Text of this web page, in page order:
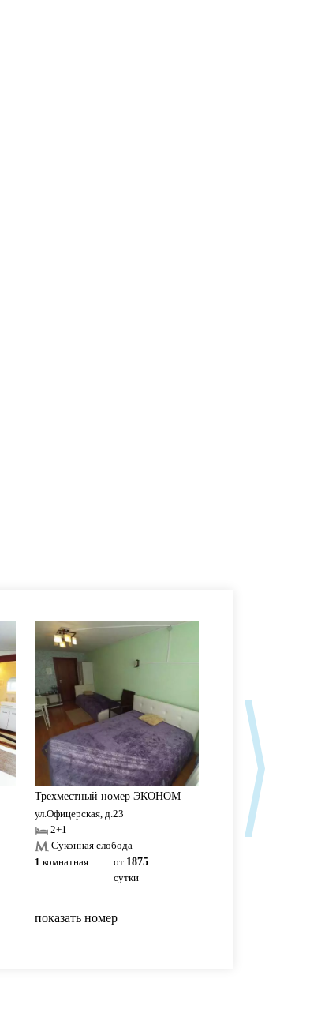
Трехместный номер ЭКОНОМ
ул.Офицерская, д.23
2+1
Суконная слобода
1 комнатная от 1875
сутки
показать номер
ЖК «ДУБРАВА»
ул.Дубравная, д.10
2+2